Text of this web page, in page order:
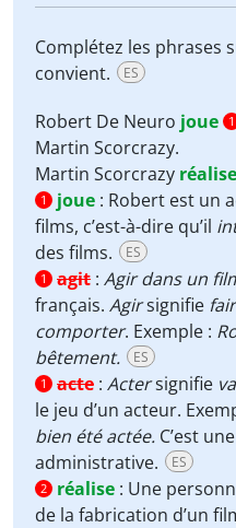
Complétez les phrases
convient.
ES
Robert De Neuro joue 1
Martin Scorcrazy.
Martin Scorcrazy réalise
1 joue : Robert est un
films, c’est-à-dire qu’il
des films.
ES
1 agit : Agir dans un
français. Agirsignifie
comporter. Exemple :
bêtement.
ES
1 acte : Actersignifie
le jeu d’un acteur.
bien été actée. C’est
administrative.
ES
2 réalise : Une
de la fabrication d’un